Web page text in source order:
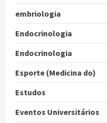
embriologia
Endocrinologia
Endocrinologia
Esporte (Medicina do)
Estudos
Eventos Universitários